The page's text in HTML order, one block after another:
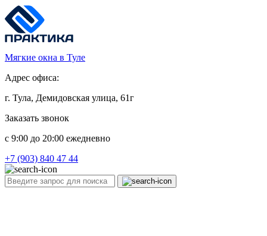
Мягкие окна в Туле
Адрес офиса:
г. Тула, Демидовская улица, 61г
Заказать звонок
c 9:00 до 20:00 ежедневно
+7 (903) 840 47 44